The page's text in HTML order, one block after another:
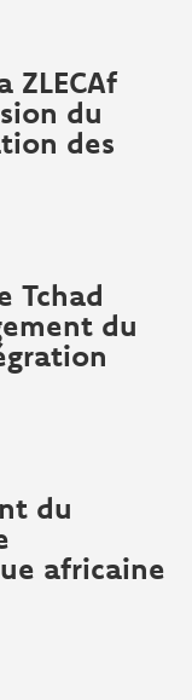
du
des
Tchad
du
du
africaine